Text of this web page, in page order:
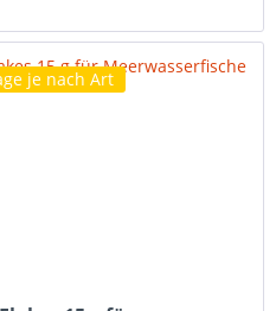
je nach Art